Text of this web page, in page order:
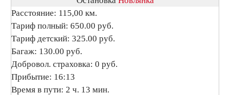
Расстояние: 115,00 км.
Тариф полный: 650.00 руб.
Тариф детский: 325.00 руб.
Багаж: 130.00 руб.
Добровол. страховка: 0 руб.
Прибытие: 16:13
Время в пути: 2 ч. 13 мин.